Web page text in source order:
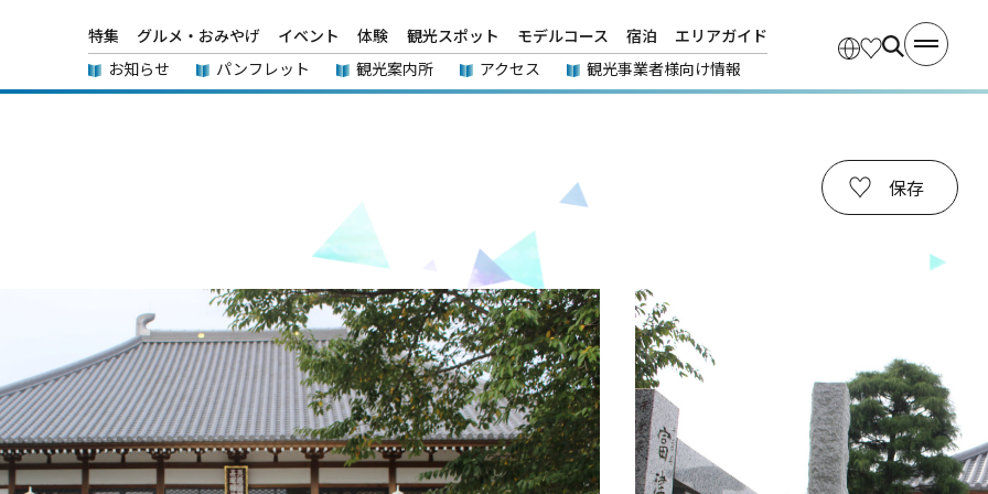
特集 グルメ・おみやげ イベント 体験 観光スポット モデルコース 宿泊
エリアガイド
お知らせ
パンフレット 観光案内所 アクセス 観光事業者様向け情報
保存